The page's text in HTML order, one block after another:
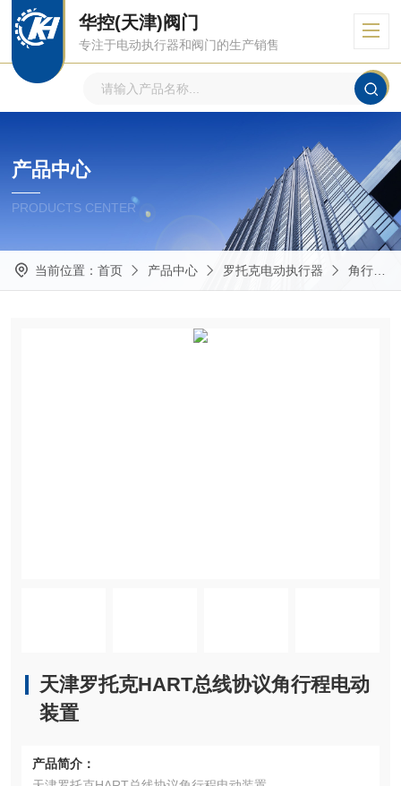
华控(天津)阀门
专注于电动执行器和阀门的生产销售
产品中心
PRODUCTS CENTER
当前位置： 首页 产品中心 罗托克电动执行器 角行程多回转
天津罗托克HART总线协议角行程电动
装置
产品简介：